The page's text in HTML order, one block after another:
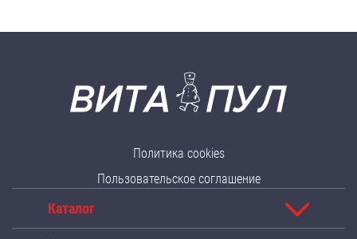
Политика cookies
Пользовательское соглашение
Каталог